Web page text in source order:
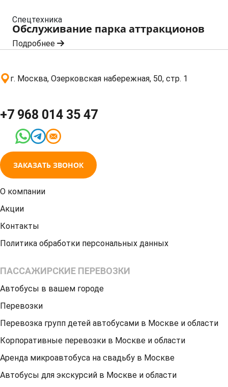
Спецтехника
Обслуживание парка аттракционов
Подробнее
г. Москва, Озерковская набережная, 50, стр. 1
ПАССАЖИРСКИЕ ПЕРЕВОЗКИ
Автобусы в вашем городе
Перевозки
Перевозка групп детей автобусами в Москве и области
Корпоративные перевозки в Москве и области
Аренда микроавтобуса на свадьбу в Москве
Автобусы для экскурсий в Москве и области
+7 968 014 35 47
ЗАКАЗАТЬ ЗВОНОК
О компании
Акции
Контакты
Политика обработки персональных данных